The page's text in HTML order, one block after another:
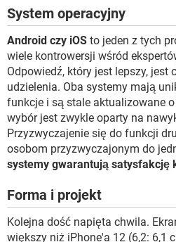
System operacyjny
Android czy iOS to jeden z tych
wiele kontrowersji wśród
Odpowiedź, który jest lepszy,
udzielenia. Oba systemy mają
funkcje i są stale aktualizowane
wybór jest zwykle oparty na
Przyzwyczajenie się do funkcji
osobom przyzwyczajonym do
systemy gwarantują satysfakcję
Forma i projekt
Kolejna dość napięta chwila.
większy niż iPhone'a 12 (6,2: 6,1